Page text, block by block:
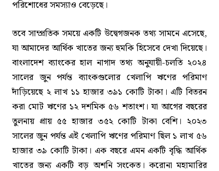
পরিশোধের সমস্যাও বেড়েছে।
তবে সাম্প্রতিক সময়ে একটি উদ্বেগজনক তথ্য সামনে এসেছে,
যা আমাদের আর্থিক খাতের জন্য হুমকি হিসেবে দেখা দিয়েছে।
বাংলাদেশ ব্যাংকের হাল নাগাদ তথ্য অনুযায়ী-চলতি ২০২৪
সালের জুন পর্যন্ত ব্যাংকগুলোর খেলাপি ঋণের পরিমাণ
দাঁড়িয়েছে ২ লাখ ১১ হাজার ৩৯১ কোটি টাকা। এটি বিতরন
করা মোট ঋণের ১২ দশমিক ৫৬ শতাংশ। যা আগের বছরের
তুলনায় প্রায় ৫৫ হাজার ৩৫২ কোটি টাকা বেশি। ২০২৩
সালের জুন পর্যন্ত এই খেলাপি ঋণের পরিমাণ ছিল ১ লাখ ৫৬
হাজার ৩৯ কোটি টাকা। এক বছরে এমন একটি বৃদ্ধি আর্থিক
খাতের জন্য একটি বড় অশনি সংকেত। করোনা মহামারির